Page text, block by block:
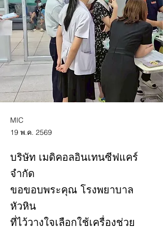
MIC
19 พ.ค. 2569
บริษัท เมดิคอลอินเทนซีฟแคร์
จำกัด
ขอขอบพระคุณ โรงพยาบาล
หัวหิน
ที่ไว้วางใจเลือกใช้เครื่องช่วย